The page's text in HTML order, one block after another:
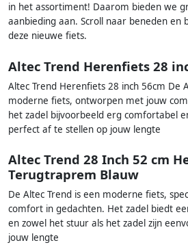
in het assortiment! Daarom bieden we
aanbieding aan. Scroll naar beneden en
deze nieuwe fiets.
Altec Trend Herenfiets 28
Altec Trend Herenfiets 28 inch 56cm De
moderne fiets, ontworpen met jouw
het zadel bijvoorbeeld erg comfortabel
perfect af te stellen op jouw lengte
Altec Trend 28 Inch 52 cm
Terugtraprem Blauw
De Altec Trend is een moderne fiets,
comfort in gedachten. Het zadel biedt
en zowel het stuur als het zadel zijn
jouw lengte